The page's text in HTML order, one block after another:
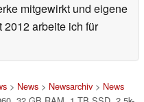
mitgewirkt und eigene
2012 arbeite ich für
> News> Newsarchiv> News